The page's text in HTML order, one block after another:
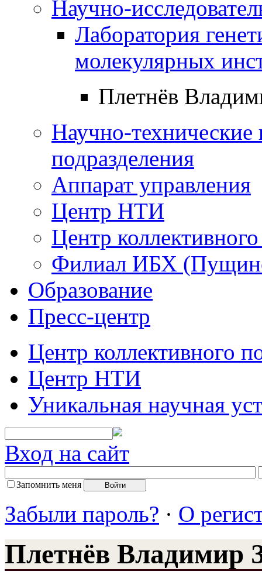
Научно-
Лаборатория
молекулярных
Плетнёв
Научно-технические
подразделения
Аппарат управления
Центр НТИ
Центр
Филиал ИБХ
Образование
Пресс-центр
Центр коллективного
Центр НТИ
Уникальная научная
Вход на сайт
Запомнить меня
Забыли пароль? · О
Плетнёв Владимир